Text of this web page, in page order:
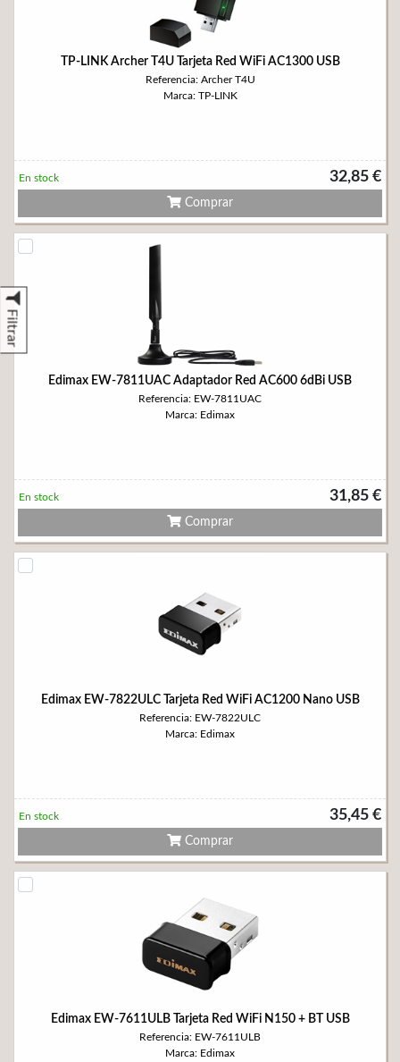
Filtrar
TP-LINK Archer T4U Tarjeta Red WiFi AC1300 USB
Referencia: Archer T4U
Marca: TP-LINK
32,85 €
En stock
Comprar
Edimax EW-7811UAC Adaptador Red AC600 6dBi USB
Referencia: EW-7811UAC
Marca: Edimax
31,85 €
En stock
Comprar
Edimax EW-7822ULC Tarjeta Red WiFi AC1200 Nano USB
Referencia: EW-7822ULC
Marca: Edimax
35,45 €
En stock
Comprar
Edimax EW-7611ULB Tarjeta Red WiFi N150 + BT USB
Referencia: EW-7611ULB
Marca: Edimax